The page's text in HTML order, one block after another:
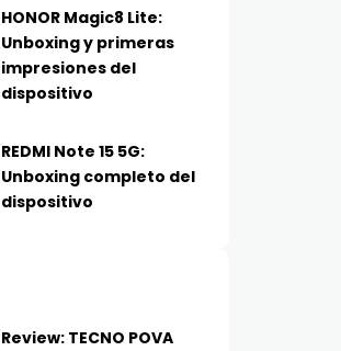
HONOR Magic8 Lite:
Unboxing y primeras
impresiones del
dispositivo
REDMI Note 15 5G:
Unboxing completo del
dispositivo
Review: TECNO POVA